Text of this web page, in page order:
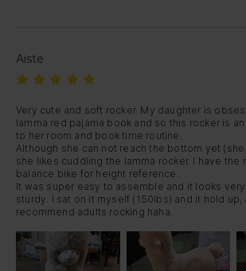
Aiste
Very cute and soft rocker. My daughter is
lamma red pajama book and so this rocker is
to her room and book time routine.
Although she can not reach the bottom yet
she likes cuddling the lamma rocker. I have the
balance bike for height reference.
It was super easy to assemble and it looks
sturdy. I sat on it myself (150lbs) and it hold up,
recommend adults rocking haha.